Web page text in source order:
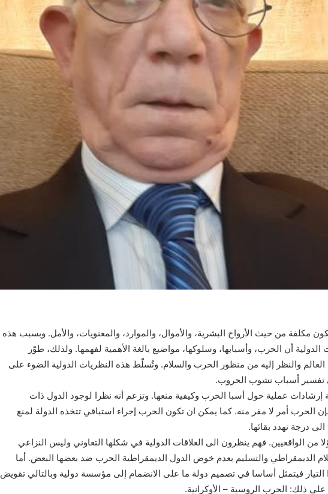
مكلفة من حيث الأرواح البشرية، والأموال، والموارد، والمعنويات، والأمل. وبسبب هذه
الدولية أن الحرب، وأسبابها، وسلوكها، مواضيع بالغة الأهمية لفهمها. ولذلك، طوّر
العالم والنظر إليه من منظور الحرب والسلام. وتُسلّط هذه النظريات الدولية الضوء على
تفسير أسباب نشوب الحروب.
إرشادات عملية حول أسبا الحرب وكيفية منعها. وتزعم أنه نظرا لوجود الدول ذات
الحرب أمر لا مفر منه. كما يمكن ان تكون الحرب إجراء استباقي تتخذه الدولة لمنع
درجة تهدد بقائها.
من الواقعيين. فهم ينظرون الى العلاقات الدولية في شكلها التعاوني وليس النزاعي
الديمقراطي والتسليم بعدم خوض الدول الديمقراطية الحرب ضد بعضها البعض. أما
فيتمثل أساسا في تصميم دولة ما على الانضمام إلى مؤسسة دولية وبالتالي تقويض
ذلك: الحرب الروسية – الأوكرانية.